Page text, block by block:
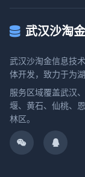
武汉沙淘
武汉沙淘金信息技
体开发，致力于为
服务区域覆盖武汉
堰、黄石、仙桃、
林区。